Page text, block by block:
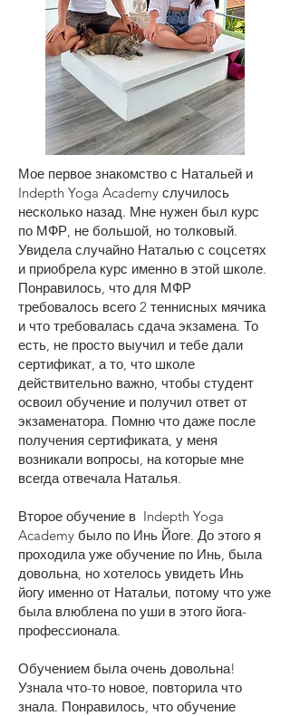
Мое первое знакомство с Натальей и
Indepth Yoga Academy случилось
несколько назад. Мне нужен был курс
по МФР, не большой, но толковый.
Увидела случайно Наталью с соцсетях
и приобрела курс именно в этой школе.
Понравилось, что для МФР
требовалось всего 2 теннисных мячика
и что требовалась сдача экзамена. То
есть, не просто выучил и тебе дали
сертификат, а то, что школе
действительно важно, чтобы студент
освоил обучение и получил ответ от
экзаменатора. Помню что даже после
получения сертификата, у меня
возникали вопросы, на которые мне
всегда отвечала Наталья.
Второе обучение в Indepth Yoga
Academy было по Инь Йоге. До этого я
проходила уже обучение по Инь, была
довольна, но хотелось увидеть Инь
йогу именно от Натальи, потому что уже
была влюблена по уши в этого йога-
профессионала.
Обучением была очень довольна!
Узнала что-то новое, повторила что
знала. Понравилось, что обучение